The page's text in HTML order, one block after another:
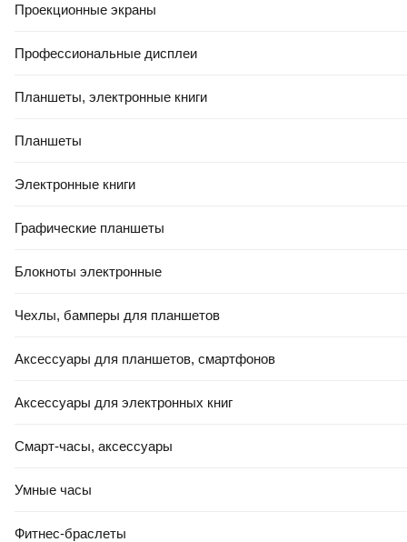
Проекционные экраны
Профессиональные дисплеи
Планшеты, электронные книги
Планшеты
Электронные книги
Графические планшеты
Блокноты электронные
Чехлы, бамперы для планшетов
Аксессуары для планшетов, смартфонов
Аксессуары для электронных книг
Смарт-часы, аксессуары
Умные часы
Фитнес-браслеты